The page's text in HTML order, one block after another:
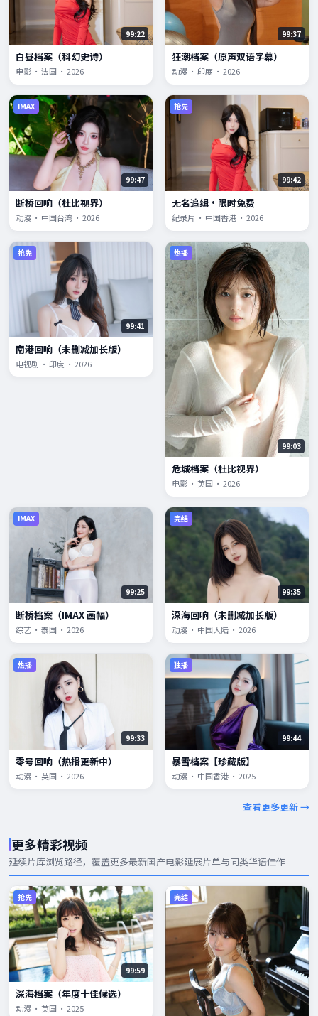
99:22
白昼档案（科幻史诗）
电影 · 法国 · 2026
99:37
狂潮档案（原声双语字幕）
动漫 · 印度 · 2026
IMAX
99:47
断桥回响（杜比视界）
动漫 · 中国台湾 · 2026
抢先
99:42
无名追缉·限时免费
纪录片 · 中国香港 · 2026
抢先
99:41
南港回响（未删减加长版）
电视剧 · 印度 · 2026
热播
99:03
危城档案（杜比视界）
电影 · 英国 · 2026
IMAX
99:25
断桥档案（IMAX 画幅）
综艺 · 泰国 · 2026
完结
99:35
深海回响（未删减加长版）
动漫 · 中国大陆 · 2026
热播
99:33
零号回响（热播更新中）
动漫 · 英国 · 2026
独播
99:44
暴雪档案【珍藏版】
动漫 · 中国香港 · 2025
查看更多更新 →
更多精彩视频
延续片库浏览路径，覆盖更多最新国产电影延展片单与同类华语佳作
抢先
99:59
深海档案（年度十佳候选）
动漫 · 英国 · 2025
完结